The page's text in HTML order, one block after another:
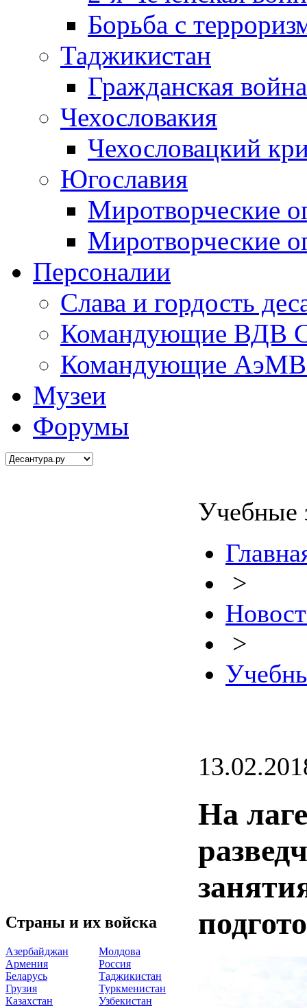
Борьба с
Таджикистан
Гражданская
Чехословакия
Чехословацкий
Югославия
Миротворческие
Миротворческие
Персоналии
Слава и гордость
Командующие ВДВ
Командующие АэМВ
Музеи
Форумы
Страны и их войска
Азербайджан
Армения
Беларусь
Грузия
Казахстан
Молдова
Россия
Таджикистан
Туркменистан
Узбекистан
Учебные
>
>
На